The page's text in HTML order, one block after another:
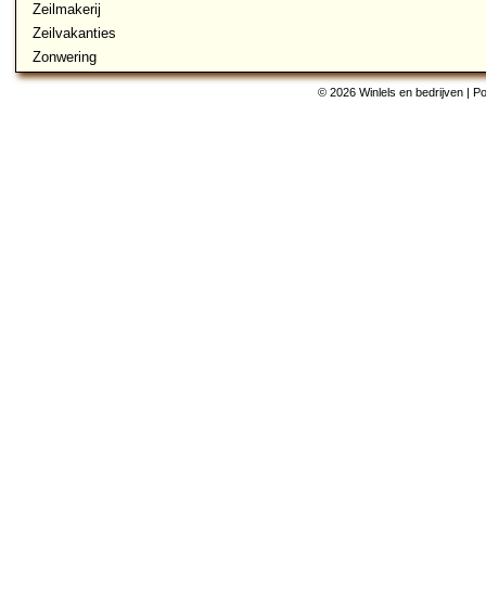
Zeilmakerij
Zeilvakanties
Zonwering
© 2026 Winlels en bedrijven |